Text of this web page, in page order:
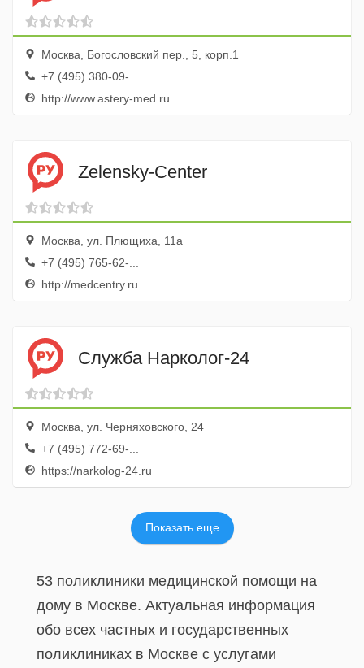
Москва, Богословский пер., 5, корп.1
+7 (495) 380-09-...
http://www.astery-med.ru
Zelensky-Center
Москва, ул. Плющиха, 11а
+7 (495) 765-62-...
http://medcentry.ru
Cлужба Нарколог-24
Москва, ул. Черняховского, 24
+7 (495) 772-69-...
https://narkolog-24.ru
Показать еще
53 поликлиники медицинской помощи на
дому в Москве. Актуальная информация
обо всех частных и государственных
поликлиниках в Москве с услугами